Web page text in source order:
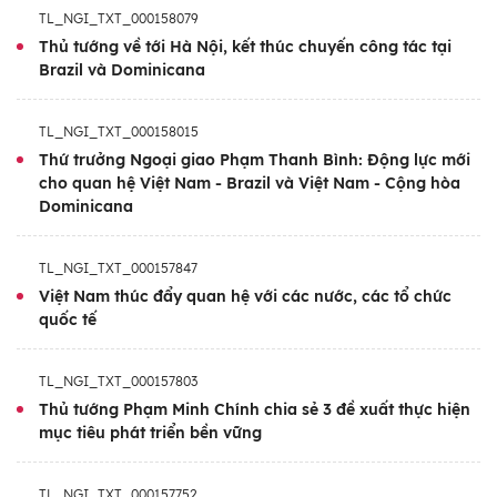
ngày càng coi trọng vai trò của nền kinh tế
Việt Nam trong nền kinh tế thế giới, cũng
thời, việc Việt Nam tham dự Hội nghị thượng
đỉnh G20 khẳng định đóng góp có trách
nhiệm của Việt Nam trong giải quyết các
thách thức toàn cầu; phát huy ưu thế của
Việt Nam trong các nội dung có thế mạnh và
kinh nghiệm.
Sự tham dự và phát biểu của Thủ tướng
Chính phủ tại Hội nghị thượng đỉnh G20
truyền tải thông điệp mạnh mẽ về một Việt
TL_NGI_TXT_000158079
Thủ tướng về tới Hà Nội, kết thúc chuyến công tác tại
Brazil và Dominicana
TL_NGI_TXT_000158015
Thứ trưởng Ngoại giao Phạm Thanh Bình: Động lực mới
cho quan hệ Việt Nam - Brazil và Việt Nam - Cộng hòa
Dominicana
TL_NGI_TXT_000157847
Việt Nam thúc đẩy quan hệ với các nước, các tổ chức
quốc tế
TL_NGI_TXT_000157803
Thủ tướng Phạm Minh Chính chia sẻ 3 đề xuất thực hiện
mục tiêu phát triển bền vững